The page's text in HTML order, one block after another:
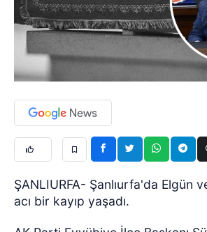
ŞANLIURFA- Şanlıurfa'da Elgün
acı bir kayıp yaşadı.